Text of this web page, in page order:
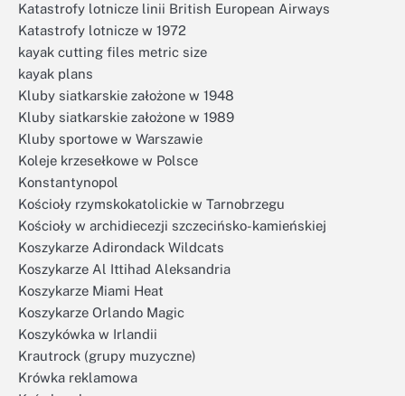
Katastrofy lotnicze linii British European Airways
Katastrofy lotnicze w 1972
kayak cutting files metric size
kayak plans
Kluby siatkarskie założone w 1948
Kluby siatkarskie założone w 1989
Kluby sportowe w Warszawie
Koleje krzesełkowe w Polsce
Konstantynopol
Kościoły rzymskokatolickie w Tarnobrzegu
Kościoły w archidiecezji szczecińsko-kamieńskiej
Koszykarze Adirondack Wildcats
Koszykarze Al Ittihad Aleksandria
Koszykarze Miami Heat
Koszykarze Orlando Magic
Koszykówka w Irlandii
Krautrock (grupy muzyczne)
Krówka reklamowa